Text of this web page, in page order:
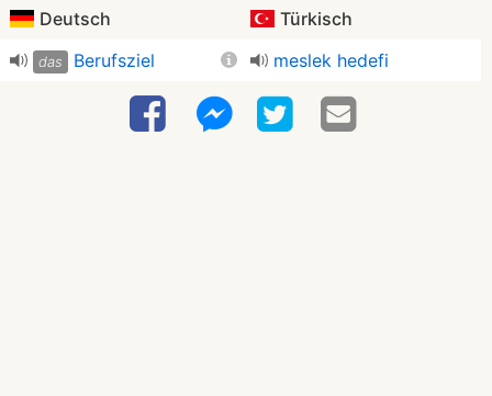
Deutsch Türkisch
das Berufsziel meslek hedefi